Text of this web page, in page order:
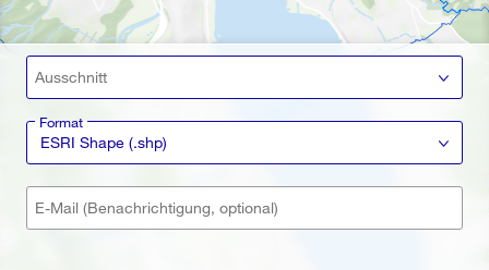
Ausschnitt
Format
ESRI Shape (.shp)
E-Mail (Benachrichtigung, optional)